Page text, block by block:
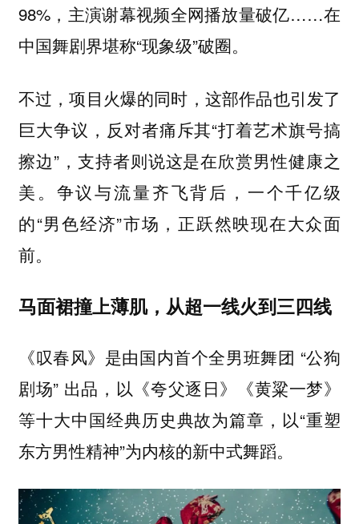
98%，主演谢幕视频全网播放量破亿……在
中国舞剧界堪称“现象级”破圈。
不过，项目火爆的同时，这部作品也引发了
巨大争议，反对者痛斥其“打着艺术旗号搞
擦边”，支持者则说这是在欣赏男性健康之
美。争议与流量齐飞背后，一个千亿级
的“男色经济”市场，正跃然映现在大众面
前。
马面裙撞上薄肌，从超一线火到三四线
《叹春风》是由国内首个全男班舞团 “公狗
剧场” 出品，以《夸父逐日》《黄粱一梦》
等十大中国经典历史典故为篇章，以“重塑
东方男性精神”为内核的新中式舞蹈。